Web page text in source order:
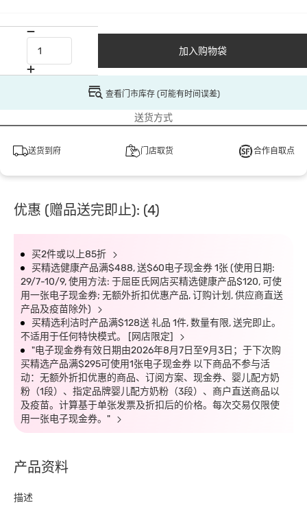
加入购物袋
查看门市库存 (可能有时间误差)
送货方式
送货到府 门店取货 合作自取点
优惠 (赠品送完即止): (4)
买2件或以上85折
买精选健康产品满$488, 送$60电子现金券 1张 (使用日期:
29/7-10/9, 使用方法: 于屈臣氏网店买精选健康产品$120, 可使
用一张电子现金券; 无额外折扣优惠产品, 订购计划, 供应商直送
产品及疫苗除外)
买精选利洁时产品满$128送 礼品 1件, 数量有限, 送完即止。
不适用于任何特快模式。 [网店限定]
"电子现金券有效日期由2026年8月7日至9月3日；于下次购
买精选产品满$295可使用1张电子现金券 以下商品不参与活
动：无额外折扣优惠的商品、订阅方案、现金券、婴儿配方奶
粉（1段）、指定品牌婴儿配方奶粉（3段）、商户直送商品以
及疫苗。计算基于单张发票及折扣后的价格。每次交易仅限使
用一张电子现金券。"
产品资料
描述